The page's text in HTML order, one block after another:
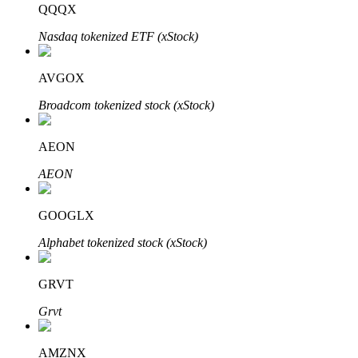
Blocages BTR
Des investissements exclusifs pour les détenteurs de BTR
Prêts
QQQX
Nasdaq tokenized ETF (xStock)
AVGOX
Broadcom tokenized stock (xStock)
AEON
AEON
GOOGLX
Alphabet tokenized stock (xStock)
GRVT
Grvt
AMZNX